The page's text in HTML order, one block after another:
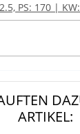
PS: 170 |
(E46)), 03/
204 | KW: 150
ARTIKEL: